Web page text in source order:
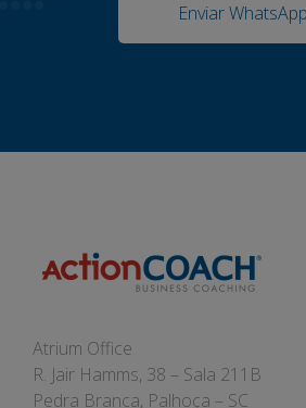
Enviar WhatsApp
Atrium Office
R. Jair Hamms, 38 – Sala 211B
Pedra Branca, Palhoça – SC